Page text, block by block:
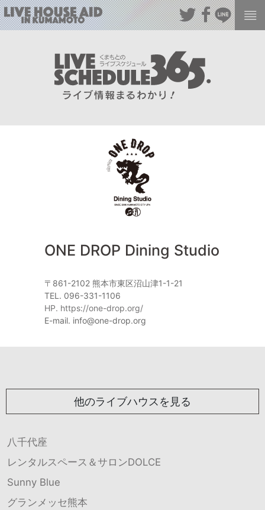
ONE DROP Dining Studio
〒861-2102 熊本市東区沼山津1-1-21
TEL. 096-331-1106
HP. https://one-drop.org/
E-mail. info@one-drop.org
他のライブハウスを見る
八千代座
レンタルスペース＆サロンDOLCE
Sunny Blue
グランメッセ熊本